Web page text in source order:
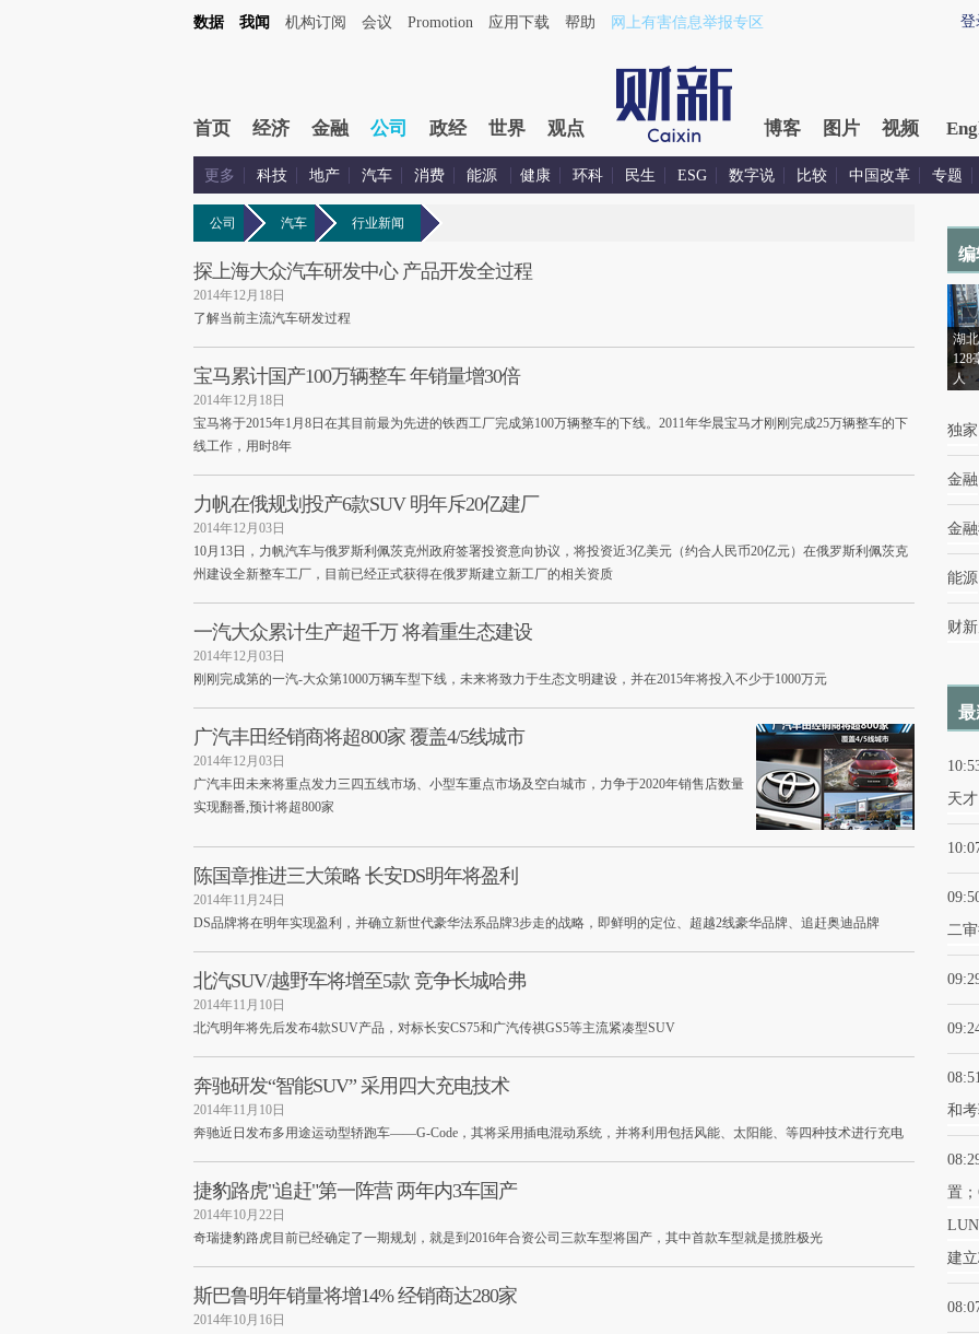
登
数据 我闻 机构订阅 会议 Promotion 应用下载 帮助 网上有害信息举报专区
首页 经济 金融 公司 政经 世界 观点 博客 图片 视频
更多 科技 地产 汽车 消费 能源 健康 环科 民生 ESG 数字说 比较 中国改革 专题
公司 汽车 行业新闻
探上海大众汽车研发中心 产品开发全过程
2014年12月18日
了解当前主流汽车研发过程
宝马累计国产100万辆整车 年销量增30倍
2014年12月18日
宝马将于2015年1月8日在其目前最为先进的铁西工厂完成第100万辆整车的下线。2011年华晨宝马才刚刚完成25万辆整车的下
线工作，用时8年
力帆在俄规划投产6款SUV 明年斥20亿建厂
2014年12月03日
10月13日，力帆汽车与俄罗斯利佩茨克州政府签署投资意向协议，将投资近3亿美元（约合人民币20亿元）在俄罗斯利佩茨克
州建设全新整车工厂，目前已经正式获得在俄罗斯建立新工厂的相关资质
一汽大众累计生产超千万 将着重生态建设
2014年12月03日
刚刚完成第的一汽-大众第1000万辆车型下线，未来将致力于生态文明建设，并在2015年将投入不少于1000万元
广汽丰田经销商将超800家 覆盖4/5线城市
2014年12月03日
广汽丰田未来将重点发力三四五线市场、小型车重点市场及空白城市，力争于2020年销售店数量
实现翻番,预计将超800家
陈国章推进三大策略 长安DS明年将盈利
2014年11月24日
DS品牌将在明年实现盈利，并确立新世代豪华法系品牌3步走的战略，即鲜明的定位、超越2线豪华品牌、追赶奥迪品牌
北汽SUV/越野车将增至5款 竞争长城哈弗
2014年11月10日
北汽明年将先后发布4款SUV产品，对标长安CS75和广汽传祺GS5等主流紧凑型SUV
奔驰研发“智能SUV” 采用四大充电技术
2014年11月10日
奔驰近日发布多用途运动型轿跑车——G-Code，其将采用插电混动系统，并将利用包括风能、太阳能、等四种技术进行充电
捷豹路虎"追赶"第一阵营 两年内3车国产
2014年10月22日
奇瑞捷豹路虎目前已经确定了一期规划，就是到2016年合资公司三款车型将国产，其中首款车型就是揽胜极光
斯巴鲁明年销量将增14% 经销商达280家
2014年10月16日
编
湖
128
人
独家
金融
金
能源
财
最
天
二
和
置
建